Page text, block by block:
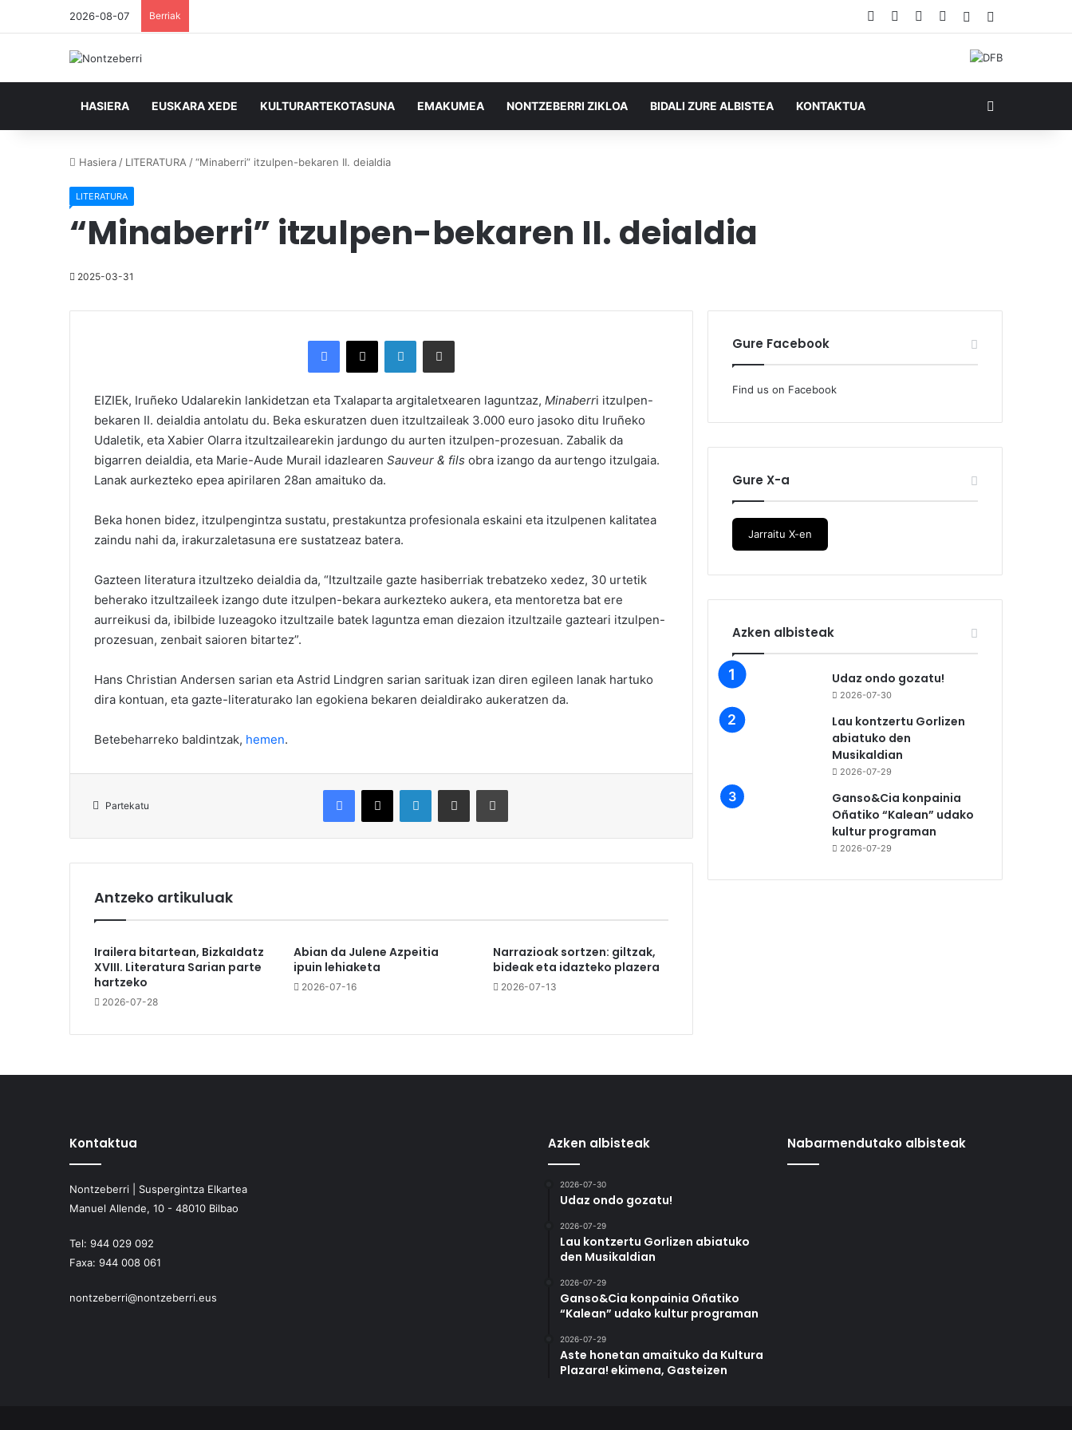
2026-08-07 Berriak Facebook YouTube
RSS Ausazko
HASIERA EUSKARA XEDE KULTURARTEKOTASUNA EMAKUMEA NONTZEBERRI ZIKLOA BIDALI ZURE ALBISTEA KONTAKTUA
Hasiera / LITERATURA /“Minaberri” itzulpen-bekaren II. deialdia
LITERATURA
“Minaberri” itzulpen-bekaren II. deialdia
2025-03-31
EIZIEk, Iruñeko Udalarekin lankidetzan eta Txalaparta argitaletxearen laguntzaz, Minaberri itzulpen-
bekaren II. deialdia antolatu du. Beka eskuratzen duen itzultzaileak 3.000 euro jasoko ditu Iruñeko
Udaletik, eta Xabier Olarra itzultzailearekin jardungo du aurten itzulpen-prozesuan. Zabalik da
bigarren deialdia, eta Marie-Aude Murail idazlearen Sauveur & fils obra izango da aurtengo itzulgaia.
Lanak aurkezteko epea apirilaren 28an amaituko da.
Beka honen bidez, itzulpengintza sustatu, prestakuntza profesionala eskaini eta itzulpenen kalitatea
zaindu nahi da, irakurzaletasuna ere sustatzeaz batera.
Gazteen literatura itzultzeko deialdia da, “Itzultzaile gazte hasiberriak trebatzeko xedez, 30 urtetik
beherako itzultzaileek izango dute itzulpen-bekara aurkezteko aukera, eta mentoretza bat ere
aurreikusi da, ibilbide luzeagoko itzultzaile batek laguntza eman diezaion itzultzaile gazteari itzulpen-
prozesuan, zenbait saioren bitartez”.
Hans Christian Andersen sarian eta Astrid Lindgren sarian sarituak izan diren egileen lanak hartuko
dira kontuan, eta gazte-literaturako lan egokiena bekaren deialdirako aukeratzen da.
Betebeharreko baldintzak, hemen.
Partekatu
Antzeko artikuluak
Irailera bitartean, BizkaIdatz
XVIII. Literatura Sarian parte
hartzeko
2026-07-28
Abian da Julene Azpeitia
ipuin lehiaketa
2026-07-16
Narrazioak sortzen: giltzak,
bideak eta idazteko plazera
2026-07-13
Gure Facebook
Find us on Facebook
Gure X-a
Jarraitu X-en
Azken albisteak
Udaz ondo gozatu!
2026-07-30
Lau kontzertu Gorlizen
abiatuko den
Musikaldian
2026-07-29
Ganso&Cia konpainia
Oñatiko “Kalean” udako
kultur programan
2026-07-29
Kontaktua
Nontzeberri | Suspergintza Elkartea
Manuel Allende, 10 - 48010 Bilbao
Tel: 944 029 092
Faxa: 944 008 061
nontzeberri@nontzeberri.eus
Azken albisteak
2026-07-30
Udaz ondo gozatu!
2026-07-29
Lau kontzertu Gorlizen abiatuko
den Musikaldian
2026-07-29
Ganso&Cia konpainia Oñatiko
“Kalean” udako kultur programan
2026-07-29
Aste honetan amaituko da Kultura
Plazara! ekimena, Gasteizen
Nabarmendutako albisteak